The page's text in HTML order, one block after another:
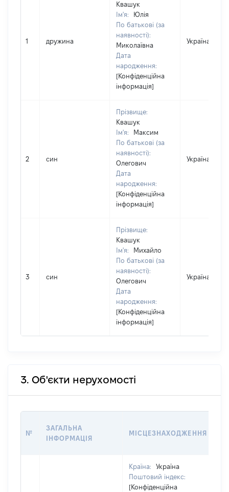
1 дружина
Квашук
Ім'я:
Юлія
По батькові (за
наявності):
Миколаївна
Дата
народження:
[Конфіденційна
інформація]
Україна
2 син
Прізвище:
Квашук
Ім'я:
Максим
По батькові (за
наявності):
Олегович
Дата
народження:
[Конфіденційна
інформація]
Україна
3 син
Прізвище:
Квашук
Ім'я:
Михайло
По батькові (за
наявності):
Олегович
Дата
народження:
[Конфіденційна
інформація]
Україна
3. Об'єкти нерухомості
№
ЗАГАЛЬНА
ІНФОРМАЦІЯ
МІСЦЕЗНАХОДЖЕННЯ
Країна:
Україна
Поштовий індекс:
[Конфіденційна